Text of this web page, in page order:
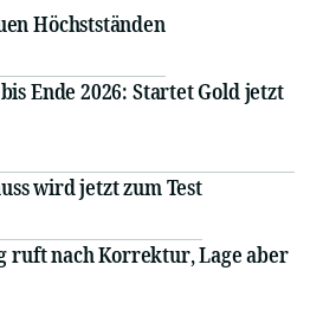
Höchstständen
Ende 2026: Startet Gold jetzt
wird jetzt zum Test
ruft nach Korrektur, Lage aber